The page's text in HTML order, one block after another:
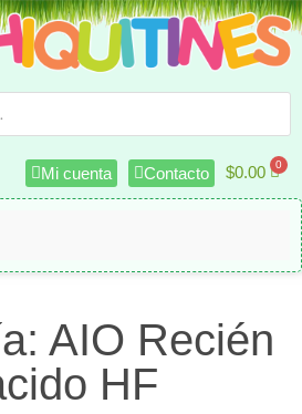
Mi cuenta Contacto $0.00
AIO Recién
HF